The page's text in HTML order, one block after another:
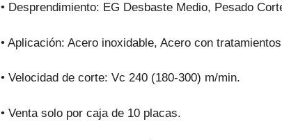
• Desprendimiento: EG Desbaste Medio, Pesado
• Aplicación: Acero inoxidable, Acero con
• Velocidad de corte: Vc 240 (180-300) m/min.
• Venta solo por caja de 10 placas.